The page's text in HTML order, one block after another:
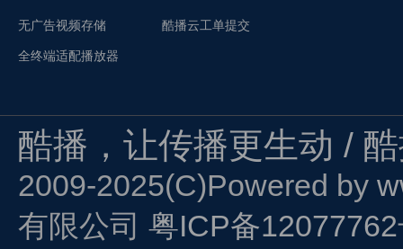
无广告视频存储
全终端适配播放器
酷播云工单提交
酷播，让传播更生动 /
2009-2025(C)Powered by
有限公司 粤ICP备